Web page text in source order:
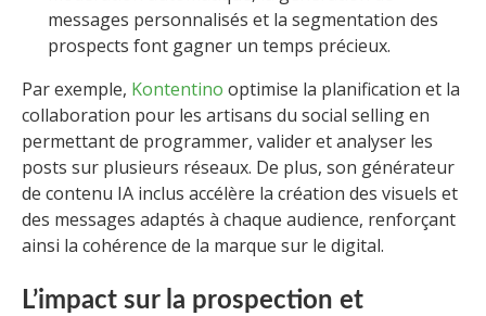
messages personnalisés et la segmentation des
prospects font gagner un temps précieux.
Par exemple, Kontentino optimise la planification et la
collaboration pour les artisans du social selling en
permettant de programmer, valider et analyser les
posts sur plusieurs réseaux. De plus, son générateur
de contenu IA inclus accélère la création des visuels et
des messages adaptés à chaque audience, renforçant
ainsi la cohérence de la marque sur le digital.
L’impact sur la prospection et